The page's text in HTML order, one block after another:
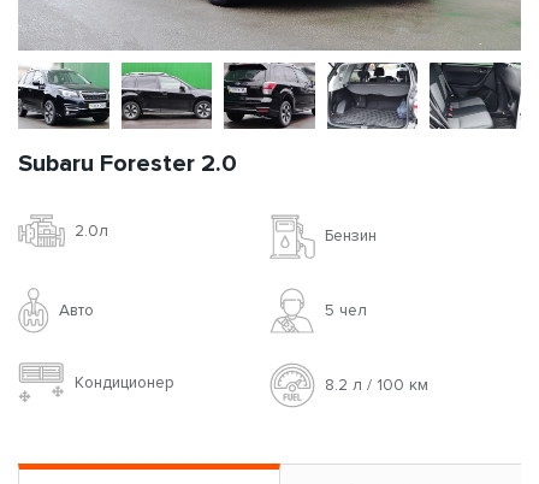
Subaru Forester 2.0
2.0л Бензин
Авто 5 чел
Кондиционер 8.2 л / 100 км